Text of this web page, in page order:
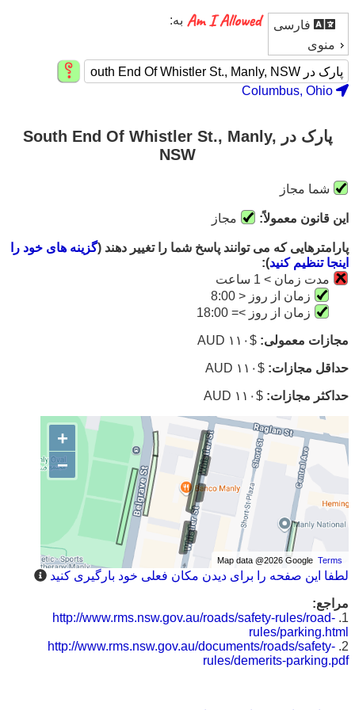
فارسی
منوی
به:
Columbus, Ohio
پارک در South End Of Whistler St., Manly,
NSW
شما مجاز
این قانون معمولاً: مجاز
پارامترهایی که می توانند پاسخ شما را تغییر دهند (گزینه های خود را
اینجا تنظیم کنید):
مدت زمان > 1 ساعت
زمان از روز < 8:00
زمان از روز >= 18:00
مجازات معمولی: $۱۱۰ AUD
حداقل مجازات: $۱۱۰ AUD
حداکثر مجازات: $۱۱۰ AUD
+
−
Map data @2026 GoogleTerms
لطفا این صفحه را برای دیدن مکان فعلی خود بارگیری کنید
مراجع:
1.
http://www.rms.nsw.gov.au/roads/safety-rules/road-
rules/parking.html
2.
http://www.rms.nsw.gov.au/documents/roads/safety-
rules/demerits-parking.pdf